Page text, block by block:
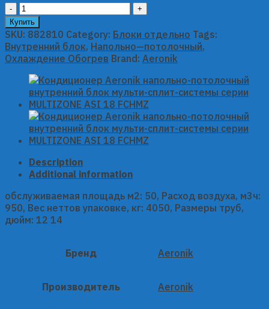
Кондиционер
Aeronik
напольно-
потолочный
внутренний
блок
мульти-
сплит-
системы
серии
MULTIZONE
ASI
FCHMZ
quantity
Купить
SKU: 882810 Category: Блоки отдельно Tags:
Внутренний блок, Напольно—потолочный,
Охлаждение Обогрев Brand: Aeronik
Description
Additional information
обслуживаемая площадь м2: 50, Расход воздуха, м3ч:
950, Вес неттов упаковке, кг: 4050, Размеры труб,
дюйм: 12 14
Бренд Aeronik
Производитель Aeronik